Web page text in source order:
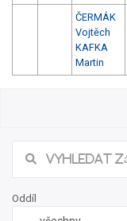
ČERMÁK
Vojtěch
KAFKA
Martin
Oddíl